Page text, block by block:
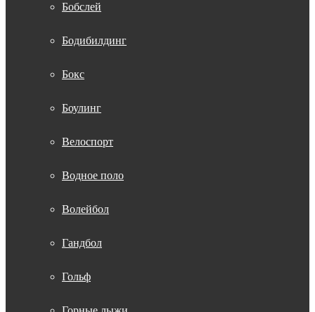
Бобслей
Бодибилдинг
Бокс
Боулинг
Велоспорт
Водное поло
Волейбол
Гандбол
Гольф